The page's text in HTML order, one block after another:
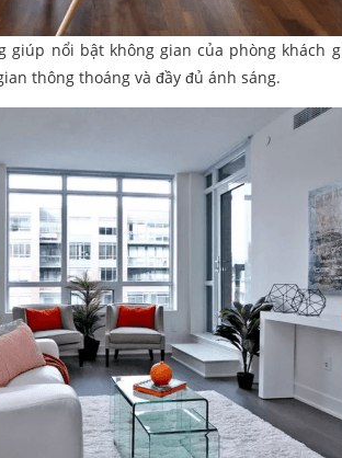
nổi bật không gian của phòng khách
thông thoáng và đầy đủ ánh sáng.